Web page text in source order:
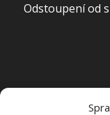
Odstoupení od